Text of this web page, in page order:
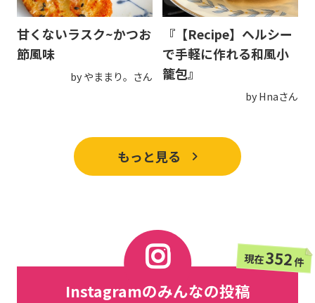
甘くないラスク~かつお
節風味
by やままり。さん
『【Recipe】ヘルシー
で手軽に作れる和風小
籠包』
by Hnaさん
もっと見る
Instagramのみんなの投稿
現在352件